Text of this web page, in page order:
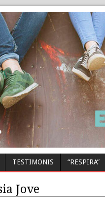
TESTIMONIS “RESPIRA”
Jove